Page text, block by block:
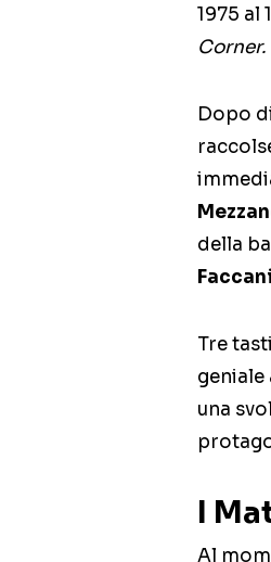
1975 al
Corner.
Dopo
della
Faccani
Tre
una
I
Al